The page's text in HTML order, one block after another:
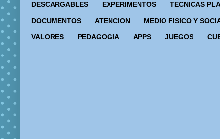
DESCARGABLES EXPERIMENTOS TECNICAS
DOCUMENTOS ATENCION MEDIO FISICO Y
VALORES PEDAGOGIA APPS JUEGOS